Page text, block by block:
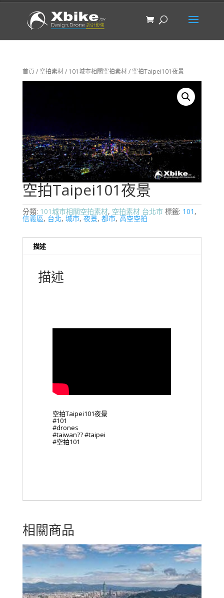
首頁 / 空拍素材/ 101城市相關空拍素材/ 空拍Taipei101夜景
空拍Taipei101夜景
分類: 101城市相關空拍素材, 空拍素材 台北市 標籤: 101 ,
信義區, 台北, 城市,夜景,都市,高空空拍
描述
描述
空拍Taipei101夜景
#101
#drones
#taiwan?? #taipei
#空拍101
相關商品